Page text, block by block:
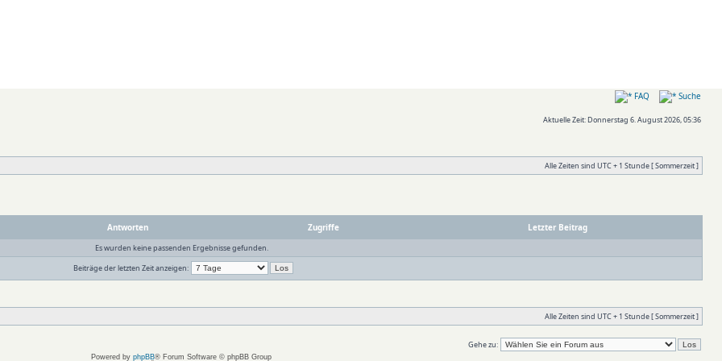
FAQ Suche
Aktuelle Zeit: Donnerstag 6. August 2026, 05:36
Alle Zeiten sind UTC + 1 Stunde [ Sommerzeit ]
Antworten Zugriffe Letzter Beitrag
Es wurden keine passenden Ergebnisse gefunden.
Beiträge der letzten Zeit anzeigen:
Alle Zeiten sind UTC + 1 Stunde [ Sommerzeit ]
Gehe zu:
Powered by phpBB® Forum Software © phpBB Group